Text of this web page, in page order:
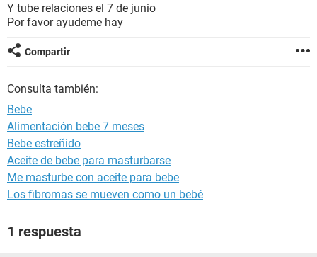
GLOSARIO
Y tube relaciones el 7 de junio
Por favor ayudeme hay
Compartir
Consulta también:
Bebe
Alimentación bebe 7 meses
Bebe estreñido
Aceite de bebe para masturbarse
Me masturbe con aceite para bebe
Los fibromas se mueven como un bebé
1 respuesta